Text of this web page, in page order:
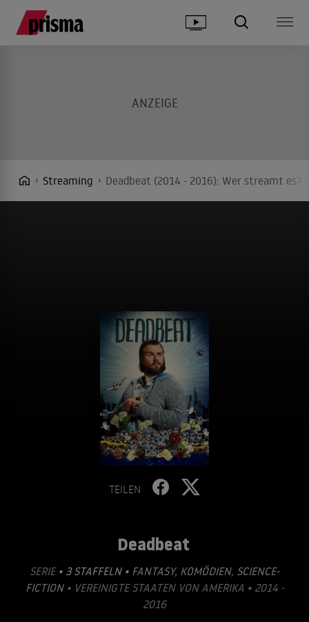
Streaming Deadbeat (2014 - 2016): Wer streamt es?
TEILEN
Deadbeat
SERIE • 3 STAFFELN • FANTASY, KOMÖDIEN, SCIENCE-
FICTION• VEREINIGTE STAATEN VON AMERIKA • 2014 -
2016